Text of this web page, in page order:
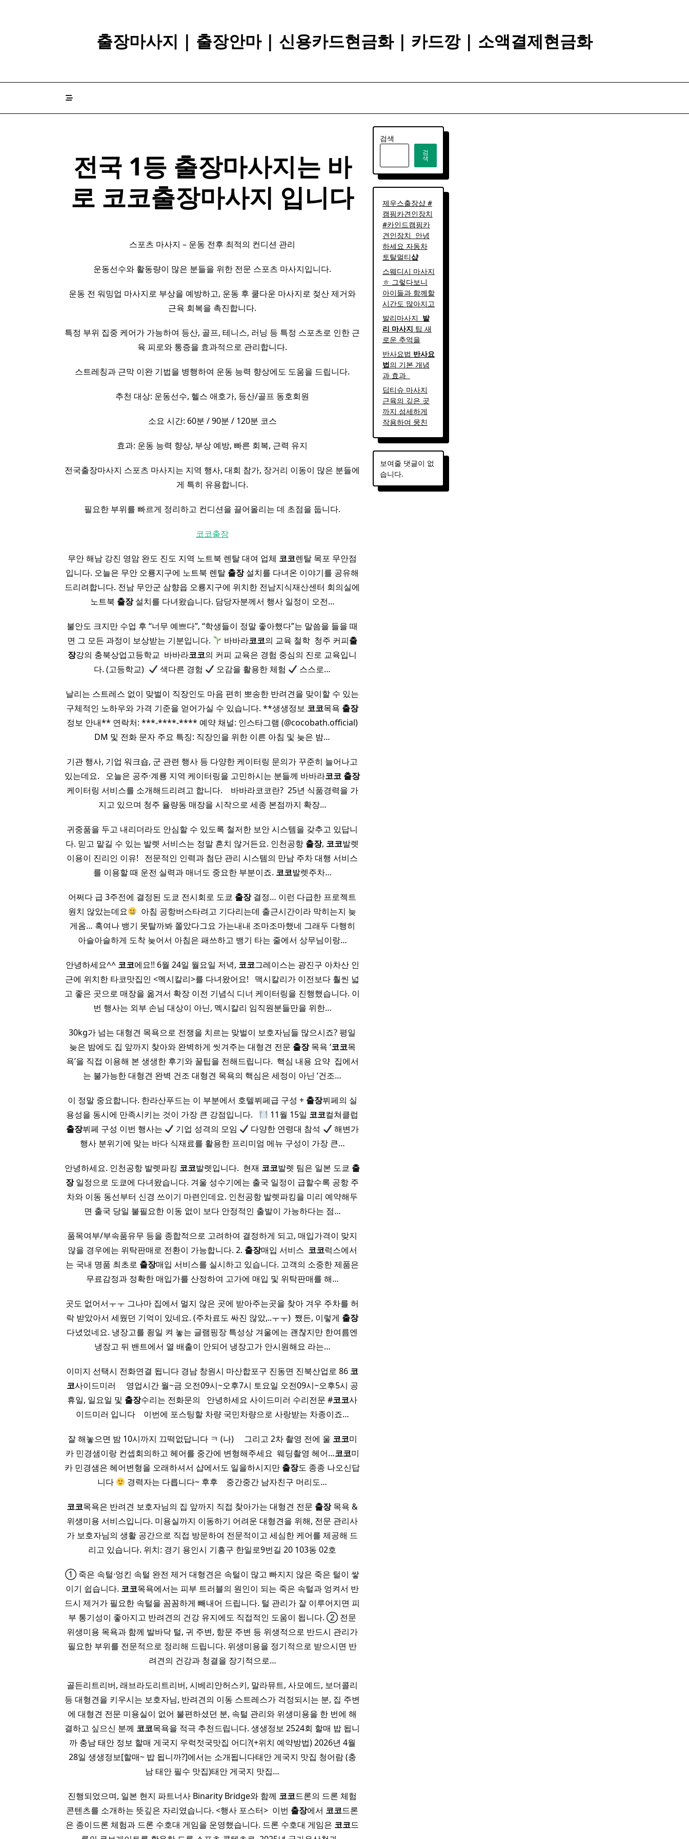
출장마사지 | 출장안마 | 신용카드현금화 | 카드깡 | 소액결제현금화
전국 1등 출장마사지는 바
로 코코출장마사지 입니다
스포츠 마사지 – 운동 전후 최적의 컨디션 관리
운동선수와 활동량이 많은 분들을 위한 전문 스포츠 마사지입니다.
운동 전 워밍업 마사지로 부상을 예방하고, 운동 후 쿨다운 마사지로 젖산 제거와
근육 회복을 촉진합니다.
특정 부위 집중 케어가 가능하여 등산, 골프, 테니스, 러닝 등 특정 스포츠로 인한 근
육 피로와 통증을 효과적으로 관리합니다.
스트레칭과 근막 이완 기법을 병행하여 운동 능력 향상에도 도움을 드립니다.
추천 대상: 운동선수, 헬스 애호가, 등산/골프 동호회원
소요 시간: 60분 / 90분 / 120분 코스
효과: 운동 능력 향상, 부상 예방, 빠른 회복, 근력 유지
전국출장마사지 스포츠 마사지는 지역 행사, 대회 참가, 장거리 이동이 많은 분들에
게 특히 유용합니다.
필요한 부위를 빠르게 정리하고 컨디션을 끌어올리는 데 초점을 둡니다.
코코출장
무안 해남 강진 영암 완도 진도 지역 노트북 렌탈 대여 업체 코코렌탈 목포 무안점
입니다. 오늘은 무안 오룡지구에 노트북 렌탈 출장설치를 다녀온 이야기를 공유해
드리려합니다. 전남 무안군 삼향읍 오룡지구에 위치한 전남지식재산센터 회의실에
노트북 출장설치를 다녀왔습니다. 담당자분께서 행사 일정이 오전…
불안도 크지만 수업 후 “너무 예쁘다”, “학생들이 정말 좋아했다”는 말씀을 들을 때
면 그 모든 과정이 보상받는 기분입니다.
바바라코코의 교육 철학 ​ 청주 커피출
장강의 충북상업고등학교 ​ 바바라코코의 커피 교육은 경험 중심의 진로 교육입니
다. (고등학교) ​
색다른 경험 오감을 활용한 체험 스스로…
날리는 스트레스 없이 맞벌이 직장인도 마음 편히 뽀송한 반려견을 맞이할 수 있는
구체적인 노하우와 가격 기준을 얻어가실 수 있습니다. **생생정보 코코목욕 출장
정보 안내** 연락처: ***-****-**** 예약 채널: 인스타그램 (@cocobath.official)
DM 및 전화 문자 주요 특징: 직장인을 위한 이른 아침 및 늦은 밤…
기관 행사, 기업 워크숍, 군 관련 행사 등 다양한 케이터링 문의가 꾸준히 늘어나고
있는데요. ​ ​ 오늘은 공주·계룡 지역 케이터링을 고민하시는 분들께 바바라코코 출장
케이터링 서비스를 소개해드리려고 합니다. ​ ​ ​ 바바라코코란? ​ 25년 식품경력을 가
지고 있으며 청주 율량동 매장을 시작으로 세종 본점까지 확장…
귀중품을 두고 내리더라도 안심할 수 있도록 철저한 보안 시스템을 갖추고 있답니
다. 믿고 맡길 수 있는 발렛 서비스는 정말 흔치 않거든요. 인천공항 출장, 코코발렛
이용이 진리인 이유! ​ ​ 전문적인 인력과 첨단 관리 시스템의 만남 주차 대행 서비스
를 이용할 때 운전 실력과 매너도 중요한 부분이죠. 코코발렛주차…
어쩌다 급 3주전에 결정된 도쿄 전시회로 도쿄 출장결정… 이런 다급한 프로젝트
원치 않았는데요
​ 아침 공항버스타려고 기다리는데 출근시간이라 막히는지 늦
게옴… 혹여나 뱅기 못탈까봐 쫄았다그요 가는내내 조마조마했네 그래두 다행히
아슬아슬하게 도착 늦어서 아침은 패쓰하고 뱅기 타는 줄에서 상무님이랑…
안녕하세요^^ 코코에요!! 6월 24일 월요일 저녁, 코코그레이스는 광진구 아차산 인
근에 위치한 타코맛집인 <멕시칼리>를 다녀왔어요! ​ ​ 맥시칼리가 이전보다 훨씬 넓
고 좋은 곳으로 매장을 옮겨서 확장 이전 기념식 디너 케이터링을 진행했습니다. 이
번 행사는 외부 손님 대상이 아닌, 멕시칼리 임직원분들만을 위한…
30kg가 넘는 대형견 목욕으로 전쟁을 치르는 맞벌이 보호자님들 많으시죠? 평일
늦은 밤에도 집 앞까지 찾아와 완벽하게 씻겨주는 대형견 전문 출장목욕 ‘코코목
욕’을 직접 이용해 본 생생한 후기와 꿀팁을 전해드립니다. ​ 핵심 내용 요약 ​ 집에서
는 불가능한 대형견 완벽 건조 대형견 목욕의 핵심은 세정이 아닌 ‘건조…
이 정말 중요합니다. 한라산푸드는 이 부분에서 호텔뷔페급 구성 + 출장뷔페의 실
용성을 동시에 만족시키는 것이 가장 큰 강점입니다. ​ ​
11월 15일 코코컬쳐클럽
출장뷔페 구성 이번 행사는 기업 성격의 모임 다양한 연령대 참석
해변가
행사 분위기에 맞는 바다 식재료를 활용한 프리미엄 메뉴 구성이 가장 큰…
안녕하세요. 인천공항 발렛파킹 코코발렛입니다. ​ 현재 코코발렛 팀은 일본 도쿄 출
장일정으로 도쿄에 다녀왔습니다. 겨울 성수기에는 출국 일정이 급할수록 공항 주
차와 이동 동선부터 신경 쓰이기 마련인데요. 인천공항 발렛파킹을 미리 예약해두
면 출국 당일 불필요한 이동 없이 보다 안정적인 출발이 가능하다는 점…
품목여부/부속품유무 등을 종합적으로 고려하여 결정하게 되고, 매입가격이 맞지
않을 경우에는 위탁판매로 전환이 가능합니다. 2. 출장매입 서비스 ​ 코코럭스에서
는 국내 명품 최초로 출장매입 서비스를 실시하고 있습니다. 고객의 소중한 제품은
무료감정과 정확한 매입가를 산정하여 고가에 매입 및 위탁판매를 해…
곳도 없어서ㅜㅜ 그나마 집에서 멀지 않은 곳에 받아주는곳을 찾아 겨우 주차를 허
락 받았아서 세웠던 기억이 있네요. (주차료도 싸진 않았,..ㅜㅜ) ​ 쨌든, 이렇게 출장
다녔었네요. 냉장고를 죙일 켜 놓는 글램핑장 특성상 겨울에는 괜찮지만 한여름엔
냉장고 뒤 밴트에서 열 배출이 안되어 냉장고가 안시원해요 라는…
이미지 선택시 전화연결 됩니다 경남 창원시 마산합포구 진동면 진북산업로 86 코
코사이드미러 ​ ​ ​ ​ 영업시간 월~금 오전09시~오후7시 토요일 오전09시~오후5시 공
휴일, 일요일 및 출장수리는 전화문의 ​ ​ 안녕하세요 사이드미러 수리전문 #코코사
이드미러 입니다 ​ ​ ​ 이번에 포스팅할 차량 국민차량으로 사랑받는 차종이죠…
잘 해놓으면 밤 10시까지 끄떡없답니다 ㅋ (나) ​ ​ ​ ​ 그리고 2차 촬영 전에 울 코코미
카 민경샘이랑 컨셉회의하고 헤어를 중간에 변형해주세요 ​ 웨딩촬영 헤어…코코미
카 민경샘은 헤어변형을 오래하셔서 샵에서도 일을하시지만 출장도 종종 나오신답
니다
경력자는 다릅니다~ 후후 ​ ​ ​ 중간중간 남자친구 머리도…
코코목욕은 반려견 보호자님의 집 앞까지 직접 찾아가는 대형견 전문 출장목욕 &
위생미용 서비스입니다. 미용실까지 이동하기 어려운 대형견을 위해, 전문 관리사
가 보호자님의 생활 공간으로 직접 방문하여 전문적이고 세심한 케어를 제공해 드
리고 있습니다. 위치: 경기 용인시 기흥구 한일로9번길 20 103동 02호
① 죽은 속털·엉킨 속털 완전 제거 대형견은 속털이 많고 빠지지 않은 죽은 털이 쌓
이기 쉽습니다. 코코목욕에서는 피부 트러블의 원인이 되는 죽은 속털과 엉켜서 반
드시 제거가 필요한 속털을 꼼꼼하게 빼내어 드립니다. 털 관리가 잘 이루어지면 피
부 통기성이 좋아지고 반려견의 건강 유지에도 직접적인 도움이 됩니다. ② 전문
위생미용 목욕과 함께 발바닥 털, 귀 주변, 항문 주변 등 위생적으로 반드시 관리가
필요한 부위를 전문적으로 정리해 드립니다. 위생미용을 정기적으로 받으시면 반
려견의 건강과 청결을 장기적으로…
골든리트리버, 래브라도리트리버, 시베리안허스키, 말라뮤트, 사모예드, 보더콜리
등 대형견을 키우시는 보호자님, 반려견의 이동 스트레스가 걱정되시는 분, 집 주변
에 대형견 전문 미용실이 없어 불편하셨던 분, 속털 관리와 위생미용을 한 번에 해
결하고 싶으신 분께 코코목욕을 적극 추천드립니다. 생생정보 2524회 할매 밥 됩니
까 충남 태안 정보 할매 게국지 우럭젓국맛집 어디?(+위치 예약방법) 2026년 4월
28일 생생정보[할매~ 밥 됩니까?]에서는 소개됩니다태안 게국지 맛집 청어람 (충
남 태안 필수 맛집)태안 게국지 맛집…
진행되었으며, 일본 현지 파트너사 Binarity Bridge와 함께 코코드론의 드론 체험
콘텐츠를 소개하는 뜻깊은 자리였습니다. <행사 포스터> ​ 이번 출장에서 코코드론
은 종이드론 체험과 드론 수호대 게임을 운영했습니다. 드론 수호대 게임은 코코드
검색
검
색
제우스출장샵 #
캠핑카견인장치
#카인드캠핑카
견인장치 ​ 안녕
하세요 자동차
토탈멀티샵
스웨디시 마사지
ㅎ 그렇다보니
아이들과 함께할
시간도 많아지고
발리마사지 ​ 발
리 마사지 팁 새
로운 추억을
반사요법 반사요
법의 기본 개념
과 효과 ​ ​
딥티슈 마사지
근육의 깊은 곳
까지 섬세하게
작용하여 뭉친
보여줄 댓글이 없
습니다.